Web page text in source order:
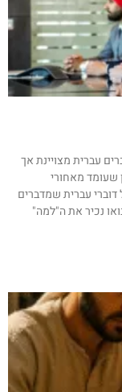
עברית מצויינת אך
שעומד מאחורי
עברית שמדברים
נכיר את ה"למה"